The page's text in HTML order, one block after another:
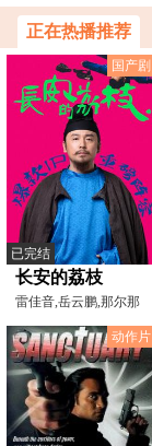
正在热播推荐
国产剧
已完结
长安的荔枝
雷佳音,岳云鹏,那尔那
茜,安沺,吕凉,公磊,冯
动作片